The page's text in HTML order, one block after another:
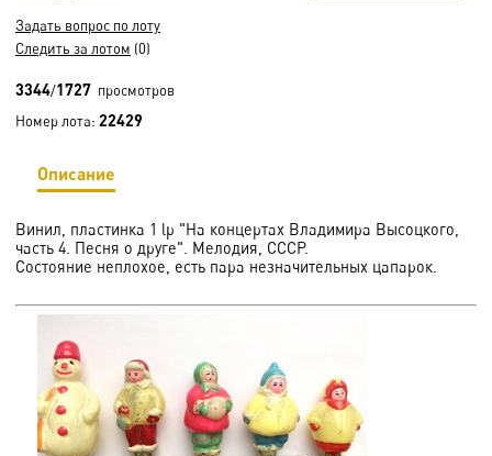
Задать вопрос по лоту
Следить за лотом (0)
3344/1727 просмотров
Номер лота: 22429
Описание
Винил, пластинка 1 lp "На концертах Владимира Высоцкого,
часть 4. Песня о друге". Мелодия, СССР.
Состояние неплохое, есть пара незначительных цапарок.